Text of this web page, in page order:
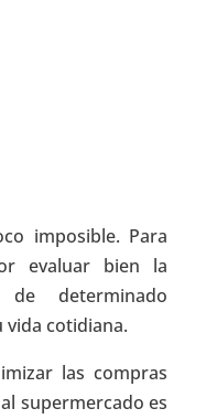
imposible. Para
evaluar bien la
determinado
cotidiana.
las compras
supermercado es